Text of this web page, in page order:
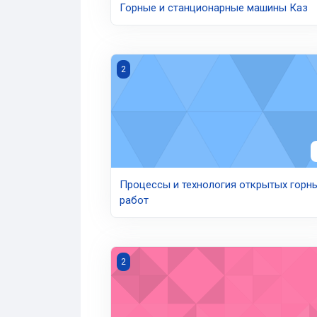
Горные и станционарные машины Каз
Процессы и технология открытых
2
Процессы и технология открытых
работ
Стандартизация для металлургов
2